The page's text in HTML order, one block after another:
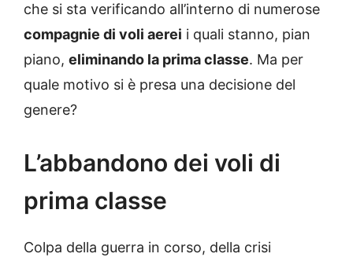
che si sta verificando all’interno di numerose
compagnie di voli aerei i quali stanno, pian
piano, eliminando la prima classe. Ma per
quale motivo si è presa una decisione del
genere?
L’abbandono dei voli di
prima classe
Colpa della guerra in corso, della crisi